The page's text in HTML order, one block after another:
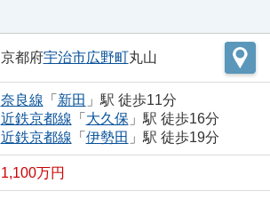
京都府宇治市広野町丸山
奈良線 「 新田 」駅 徒歩11分
近鉄京都線 「 大久保 」駅 徒歩16分
近鉄京都線 「 伊勢田 」駅 徒歩19分
1,100万円